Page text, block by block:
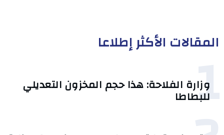
المقالات الأكثر إطلاعا
1
وزارة الفلاحة: هذا حجم المخزون التعديلي
للبطاطا